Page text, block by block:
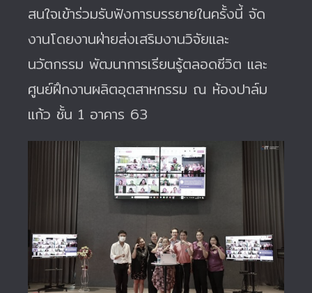
สนใจเข้าร่วมรับฟังการบรรยายในครั้งนี้ จัด
งานโดยงานฝ่ายส่งเสริมงานวิจัยและ
นวัตกรรม พัฒนาการเรียนรู้ตลอดชีวิต และ
ศูนย์ฝึกงานผลิตอุตสาหกรรม ณ ห้องปาล์ม
แก้ว ชั้น 1 อาคาร 63